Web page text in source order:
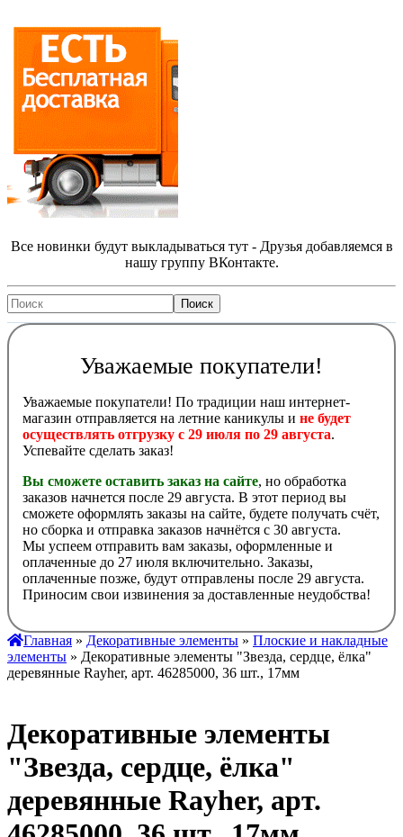
Все новинки будут выкладываться тут - Друзья добавляемся в
нашу группу ВКонтакте.
Уважаемые покупатели!
Уважаемые покупатели! По традиции наш интернет-
магазин отправляется на летние каникулы и не будет
осуществлять отгрузку с 29 июля по 29 августа.
Успевайте сделать заказ!
Вы сможете оставить заказ на сайте, но обработка
заказов начнется после 29 августа. В этот период вы
сможете оформлять заказы на сайте, будете получать счёт,
но сборка и отправка заказов начнётся с 30 августа.
Мы успеем отправить вам заказы, оформленные и
оплаченные до 27 июля включительно. Заказы,
оплаченные позже, будут отправлены после 29 августа.
Приносим свои извинения за доставленные неудобства!
Главная » Декоративные элементы » Плоские и накладные
элементы » Декоративные элементы "Звезда, сердце, ёлка"
деревянные Rayher, арт. 46285000, 36 шт., 17мм
Декоративные элементы
"Звезда, сердце, ёлка"
деревянные Rayher, арт.